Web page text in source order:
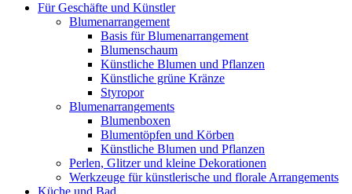
Für Geschäfte und Künstler
Blumenarrangement
Basis für Blumenarrangement
Blumenschaum
Künstliche Blumen und Pflanzen
Künstliche grüne Kränze
Styropor
Blumenarrangements
Blumenboxen
Blumentöpfen und Körben
Künstliche Blumen und Pflanzen
Perlen, Glitzer und kleine Dekorationen
Werkzeuge für künstlerische und florale Arrangements